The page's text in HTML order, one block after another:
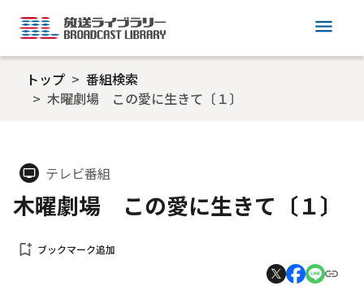
menu
トップ
番組検索
木曜劇場 この愛に生きて〔１〕
tv テレビ番組
木曜劇場 この愛に生きて〔１〕
bookmark_add ブックマーク追加